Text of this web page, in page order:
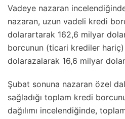
Vadeye nazaran
nazaran, uzun vadeli kredi
dolarartarak 162,6 milyar
borcunun (ticari krediler
dolarazalarak 16,6 milyar
Şubat sonuna nazaran özel
sağladığı toplam kredi
dağılımı incelendiğinde,